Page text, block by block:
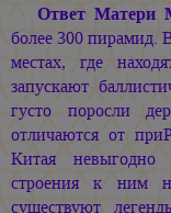
Ответ Матери
более 300 пирамид.
местах, где
запускают
густо поросли
отличаются от
Китая невыгодно
строения к ним
существуют